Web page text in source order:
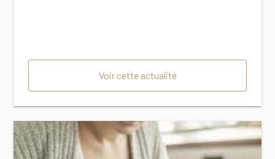
Voir cette actualité